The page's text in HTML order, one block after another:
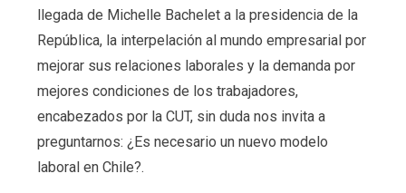
llegada de Michelle Bachelet a la presidencia de la
República, la interpelación al mundo empresarial por
mejorar sus relaciones laborales y la demanda por
mejores condiciones de los trabajadores,
encabezados por la CUT, sin duda nos invita a
preguntarnos: ¿Es necesario un nuevo modelo
laboral en Chile?.